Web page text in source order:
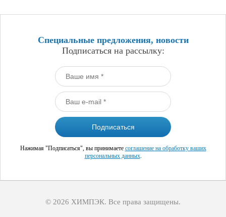
Специальные предложения, новости
Подписаться на рассылку:
Нажимая "Подписаться", вы принимаете соглашение на обработку ваших
персональных данных.
© 2026 ХИМПЭК. Все права защищены.